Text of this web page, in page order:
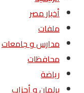
أخبار مصر
ملفات
مدارس و جامعات
محافظات
رياضة
برلمان و أحزاب